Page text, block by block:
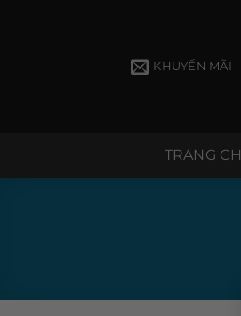
KHUYẾN MÃI
TRANG